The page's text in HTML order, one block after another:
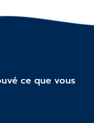
ce que vous